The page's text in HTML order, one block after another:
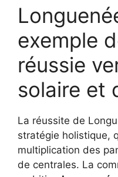
exemple
réussie
solaire et
La réussite de
stratégie holistique,
multiplication des
de centrales. La